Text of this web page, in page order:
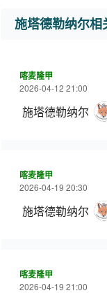
施塔德勒纳尔相
喀麦隆甲
2026-04-12 21:00
施塔德勒纳尔
喀麦隆甲
2026-04-19 20:30
施塔德勒纳尔
喀麦隆甲
2026-04-19 21:00